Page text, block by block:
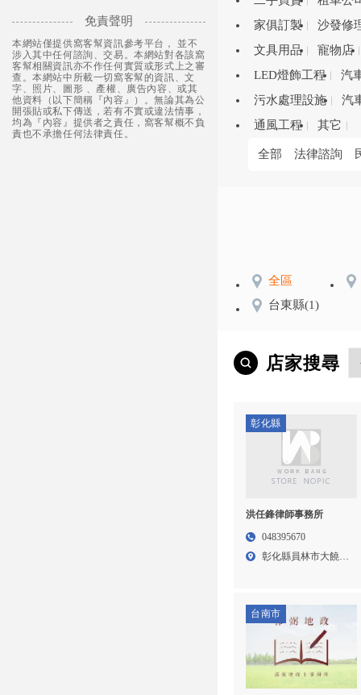
免責聲明
本網站僅提供窩客幫資訊參考平台， 並不
涉入其中任何諮詢、交易。本網站對各該窩
客幫相關資訊亦不作任何實質或形式上之審
查。本網站中所載一切窩客幫的資訊、文
字、照片、圖形 、產權、廣告內容、或其
他資料（以下簡稱『內容』）。無論其為公
開張貼或私下傳送，若有不實或違法情事，
均為『內容』提供者之責任，窩客幫概不負
責也不承擔任何法律責任。
家俱訂製
沙發修
文具用品
寵物店
LED燈飾工程
汽
污水處理設施
汽
通風工程
其它
全部 法律諮詢
全區
台東縣(1)
店家搜尋
彰化縣
洪任鋒律師事務所
048395670
彰化縣員林市大饒里
台南市